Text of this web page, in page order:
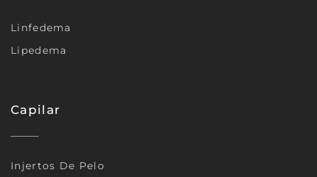
Linfedema
Lipedema
Capilar
Injertos De Pelo